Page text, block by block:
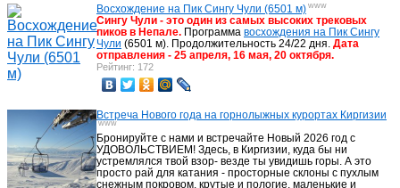
Восхождение на Пик Сингу Чули (6501 м) www
Сингу Чули - это один из самых высоких трековых
пиков в Непале. Программа восхождения на Пик Сингу
Чули (6501 м). Продолжительность 24/22 дня. Дата
отправления - 25 апреля, 16 мая, 20 октября.
Рейтинг: 172
Встреча Нового года на горнолыжных курортах Киргизии
www
Бронируйте с нами и встречайте Новый 2026 год с
УДОВОЛЬСТВИЕМ! Здесь, в Киргизии, куда бы ни
устремлялся твой взор- везде ты увидишь горы. А это
просто рай для катания - просторные склоны с пухлым
снежным покровом, крутые и пологие, маленькие и